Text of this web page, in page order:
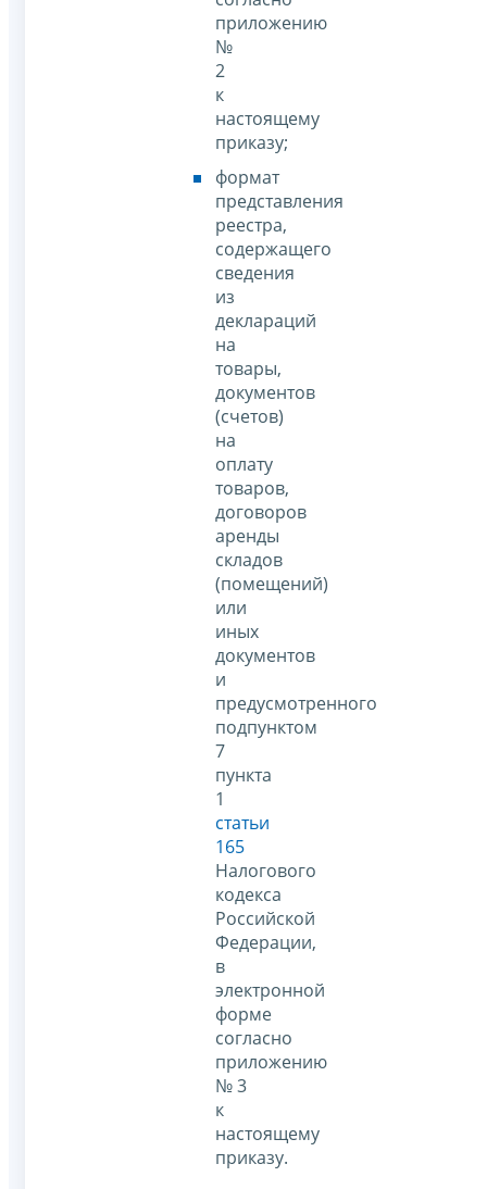
приложению
№
2
к
настоящему
приказу;
формат
представления
реестра,
содержащего
сведения
из
деклараций
на
товары,
документов
(счетов)
на
оплату
товаров,
договоров
аренды
складов
(помещений)
или
иных
документов
и
предусмотренного
подпунктом
7
пункта
1
статьи
165
Налогового
кодекса
Российской
Федерации,
в
электронной
форме
согласно
приложению
№ 3
к
настоящему
приказу.